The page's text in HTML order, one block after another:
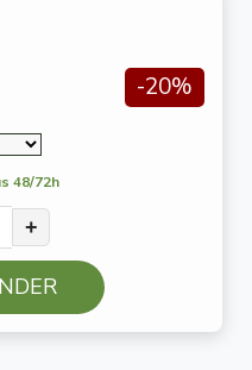
-20%
48/72h
+